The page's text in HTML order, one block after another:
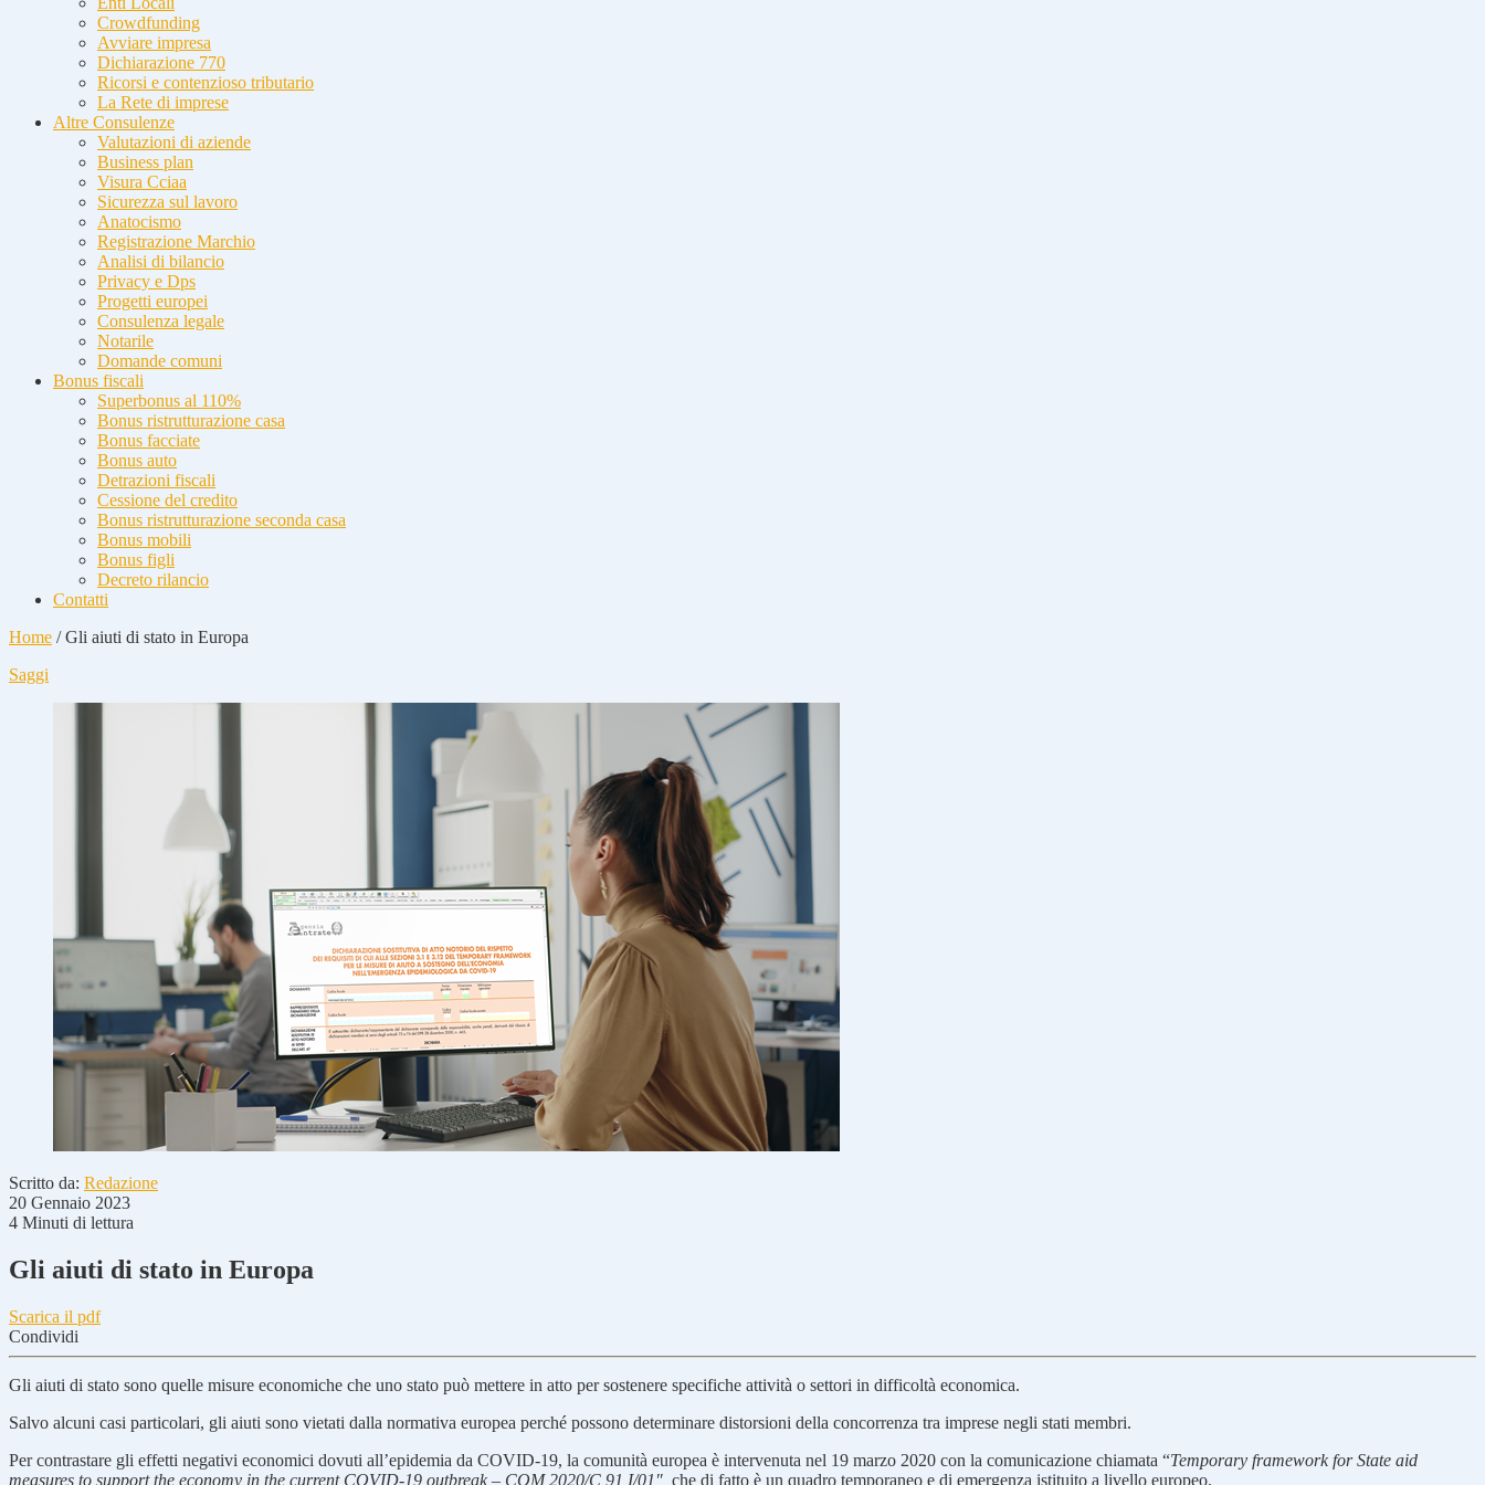
Crowdfunding
Avviare impresa
Dichiarazione 770
Ricorsi e contenzioso tributario
La Rete di imprese
Altre Consulenze
Valutazioni di aziende
Business plan
Visura Cciaa
Sicurezza sul lavoro
Anatocismo
Registrazione Marchio
Analisi di bilancio
Privacy e Dps
Progetti europei
Consulenza legale
Notarile
Domande comuni
Bonus fiscali
Superbonus al 110%
Bonus ristrutturazione casa
Bonus facciate
Bonus auto
Detrazioni fiscali
Cessione del credito
Bonus ristrutturazione seconda casa
Bonus mobili
Bonus figli
Decreto rilancio
Contatti
Home /Gli aiuti di stato in Europa
Saggi
Scritto da: Redazione
20 Gennaio 2023
4 Minuti di lettura
Gli aiuti di stato in Europa
Scarica il pdf
Condividi
Gli aiuti di stato sono quelle misure economiche che uno stato può mettere in atto per sostenere specifiche attività o settori in difficoltà economica.
Salvo alcuni casi particolari, gli aiuti sono vietati dalla normativa europea perché possono determinare distorsioni della concorrenza tra imprese negli stati membri.
Per contrastare gli effetti negativi economici dovuti all’epidemia da COVID-19, la comunità europea è intervenuta nel 19 marzo 2020 con la comunicazione chiamata “Temporary framework for State aid
measures to support the economy in the current COVID-19 outbreak – COM 2020/C 91 I/01″, che di fatto è un quadro temporaneo e di emergenza istituito a livello europeo.